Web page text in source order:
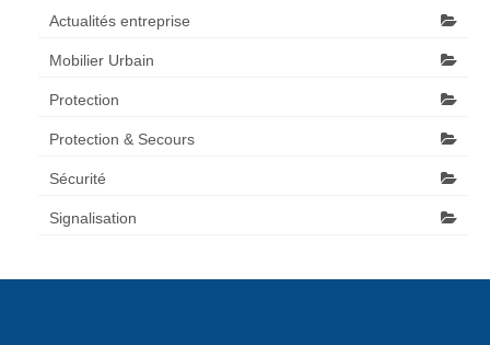
Actualités entreprise
Mobilier Urbain
Protection
Protection & Secours
Sécurité
Signalisation